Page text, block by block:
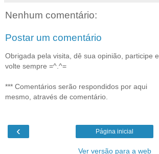
Nenhum comentário:
Postar um comentário
Obrigada pela visita, dê sua opinião, participe e
volte sempre =^.^=
*** Comentários serão respondidos por aqui
mesmo, através de comentário.
‹ Página inicial
Ver versão para a web